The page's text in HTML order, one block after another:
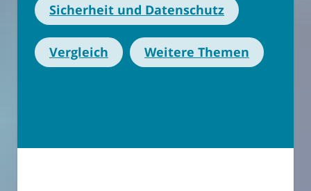
Sicherheit und Datenschutz
Vergleich Weitere Themen